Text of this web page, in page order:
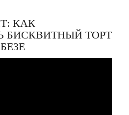
КАК
БИСКВИТНЫЙ ТОРТ